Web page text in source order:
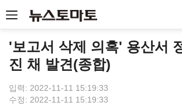
'보고서 삭제 의혹' 용산서
진 채 발견(종합)
입력: 2022-11-11 15:19:33
수정: 2022-11-11 15:19:33